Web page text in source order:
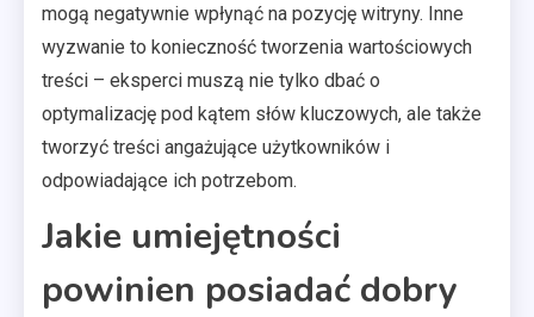
mogą negatywnie wpłynąć na pozycję witryny. Inne
wyzwanie to konieczność tworzenia wartościowych
treści – eksperci muszą nie tylko dbać o
optymalizację pod kątem słów kluczowych, ale także
tworzyć treści angażujące użytkowników i
odpowiadające ich potrzebom.
Jakie umiejętności
powinien posiadać dobry